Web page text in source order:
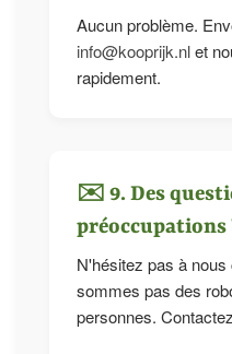
Aucun problème.
info@kooprijk.nlet
rapidement.
✉️ 9. Des
préoccupations
N'hésitez pas à
sommes pas des
personnes.